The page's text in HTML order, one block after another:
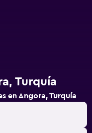
Turquía
en Angora, Turquía